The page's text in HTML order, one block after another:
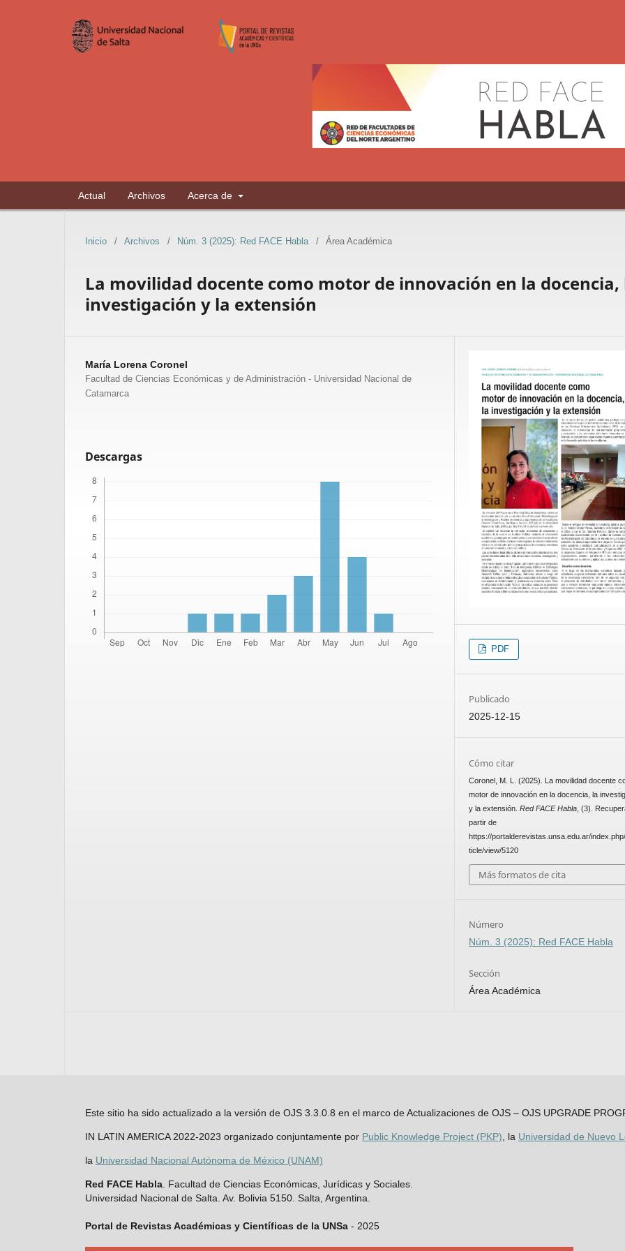
Actual Archivos Acerca de
Inicio / Archivos / Núm. 3 (2025): Red FACE Habla / Área Académica
La movilidad docente como motor de innovación en la docencia,
investigación y la extensión
María Lorena Coronel
Facultad de Ciencias Económicas y de Administración - Universidad Nacional de
Catamarca
Descargas
PDF
Publicado
2025-12-15
Cómo citar
Coronel, M. L. (2025). La movilidad docente
motor de innovación en la docencia, la
y la extensión.Red FACE Habla , (3).
partir de
https://portalderevistas.unsa.edu.ar/
ticle/view/5120
Más formatos de cita
Número
Núm. 3 (2025): Red FACE Habla
Sección
Área Académica
Este sitio ha sido actualizado a la versión de OJS 3.3.0.8 en el marco de Actualizaciones de OJS – OJS UPGRADE
IN LATIN AMERICA 2022-2023 organizado conjuntamente por Public Knowledge Project (PKP) , la Universidad de Nuevo
la Universidad Nacional Autónoma de México (UNAM)
Red FACE Habla . Facultad de Ciencias Económicas, Jurídicas y Sociales.
Universidad Nacional de Salta. Av. Bolivia 5150. Salta, Argentina.
Portal de Revistas Académicas y Científicas de la UNSa - 2025